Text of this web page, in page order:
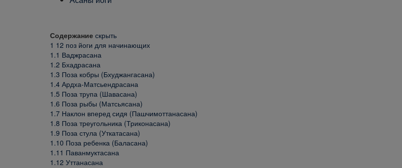
Содержание скрыть
1 12 поз йоги для начинающих
1.1 Ваджрасана
1.2 Бхадрасана
1.3 Поза кобры (Бхуджангасана)
1.4 Ардха-Матсьендрасана
1.5 Поза трупа (Шавасана)
1.6 Поза рыбы (Матсьясана)
1.7 Наклон вперед сидя (Пашчимоттанасана)
1.8 Поза треугольника (Триконасана)
1.9 Поза стула (Уткатасана)
1.10 Поза ребенка (Баласана)
1.11 Паванмуктасана
1.12 Уттанасана